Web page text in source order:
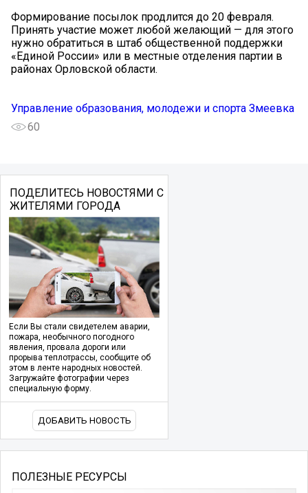
Формирование посылок продлится до 20 февраля.
Принять участие может любой желающий — для этого
нужно обратиться в штаб общественной поддержки
«Единой России» или в местные отделения партии в
районах Орловской области.
Управление образования, молодежи и спорта Змеевка
60
ПОДЕЛИТЕСЬ НОВОСТЯМИ С
ЖИТЕЛЯМИ ГОРОДА
Если Вы стали свидетелем аварии,
пожара, необычного погодного
явления, провала дороги или
прорыва теплотрассы, сообщите об
этом в ленте народных новостей.
Загружайте фотографии через
специальную форму.
ДОБАВИТЬ НОВОСТЬ
ПОЛЕЗНЫЕ РЕСУРСЫ